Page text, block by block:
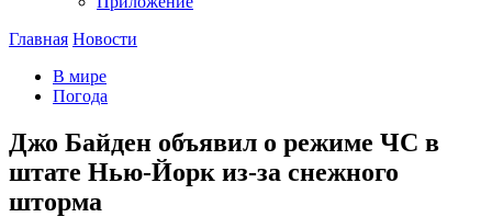
Главная Новости
В мире
Погода
Джо Байден объявил о режиме ЧС в
штате Нью-Йорк из-за снежного
шторма